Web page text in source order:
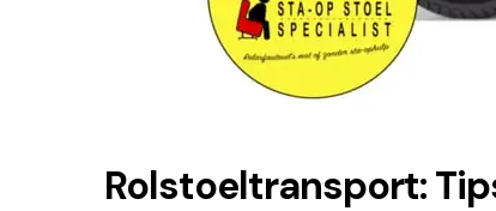
Rolstoeltransport: